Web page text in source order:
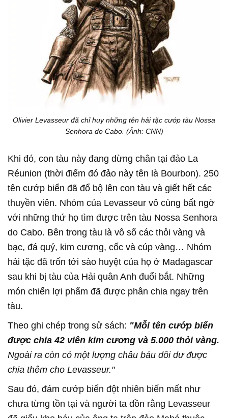
Olivier Levasseur đã chỉ huy những tên hải tặc cướp tàu Nossa
Senhora do Cabo. (Ảnh: CNN)
Khi đó, con tàu này đang dừng chân tại đảo La
Réunion (thời điểm đó đảo này tên là Bourbon). 250
tên cướp biển đã đổ bộ lên con tàu và giết hết các
thuyền viên. Nhóm của Levasseur vô cùng bất ngờ
với những thứ họ tìm được trên tàu Nossa Senhora
do Cabo. Bên trong tàu là vô số các thỏi vàng và
bạc, đá quý, kim cương, cốc và cúp vàng… Nhóm
hải tặc đã trốn tới sào huyệt của họ ở Madagascar
sau khi bị tàu của Hải quân Anh đuổi bắt. Những
món chiến lợi phẩm đã được phân chia ngay trên
tàu.
Theo ghi chép trong sử sách: "Mỗi tên cướp biển
được chia 42 viên kim cương và 5.000 thỏi vàng.
Ngoài ra còn có một lượng châu báu dôi dư được
chia thêm cho Levasseur."
Sau đó, đám cướp biển đột nhiên biến mất như
chưa từng tồn tại và người ta đồn rằng Levasseur